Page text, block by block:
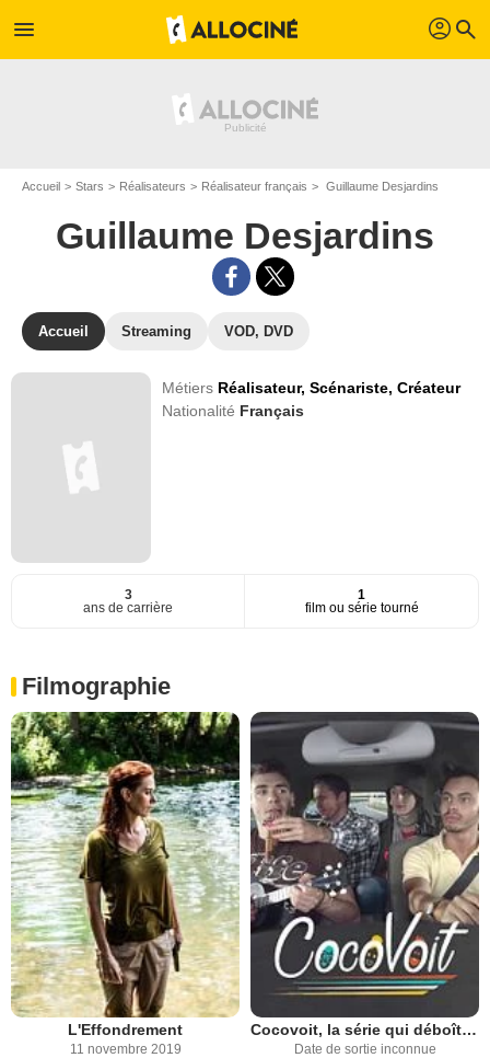
menu profil search
Accueil Stars Réalisateurs Réalisateur français Guillaume Desjardins
Guillaume Desjardins
Accueil Streaming VOD, DVD
Métiers Réalisateur,Scénariste,Créateur
Nationalité Français
3
ans de carrière
1
film ou série tourné
Filmographie
L'Effondrement
11 novembre 2019
Cocovoit, la série qui déboîte !
Date de sortie inconnue